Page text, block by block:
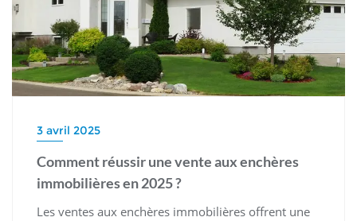
3 avril 2025
Comment réussir une vente aux enchères
immobilières en 2025 ?
Les ventes aux enchères immobilières offrent une